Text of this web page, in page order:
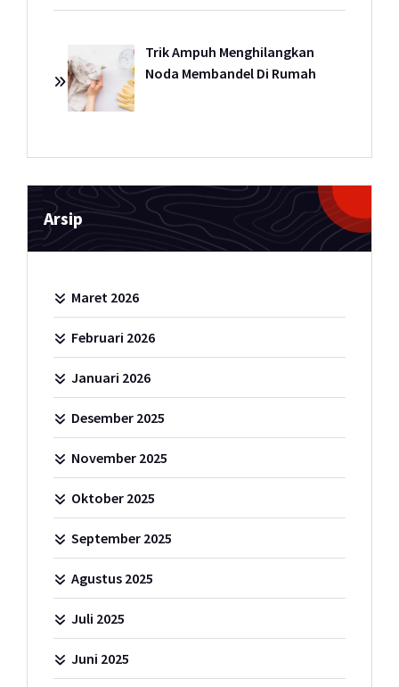
Trik Ampuh Menghilangkan
Noda Membandel Di Rumah
Arsip
Maret 2026
Februari 2026
Januari 2026
Desember 2025
November 2025
Oktober 2025
September 2025
Agustus 2025
Juli 2025
Juni 2025